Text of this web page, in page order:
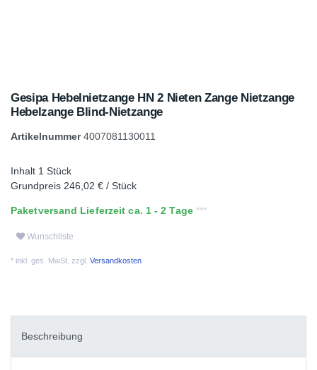
Gesipa Hebelnietzange HN 2 Nieten Zange Nietzange
Hebelzange Blind-Nietzange
Artikelnummer4007081130011
Inhalt 1 Stück
Grundpreis 246,02 € / Stück
Paketversand Lieferzeit ca. 1 - 2 Tage
Wunschliste
* inkl. ges. MwSt. zzgl. Versandkosten
Beschreibung